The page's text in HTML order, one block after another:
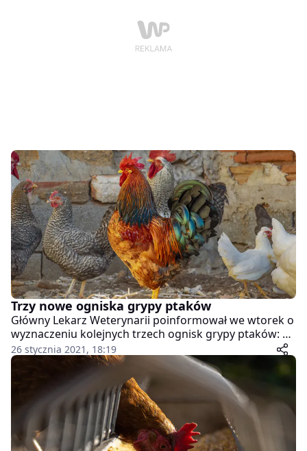
Trzy nowe ogniska grypy ptaków
Główny Lekarz Weterynarii poinformował we wtorek o
wyznaczeniu kolejnych trzech ognisk grypy ptaków: w
woj. wielkopolskim, kujawsko-pomorskim oraz w
pomorskim. Tym razem wirus zaatakował kury.
26 stycznia 2021, 18:19